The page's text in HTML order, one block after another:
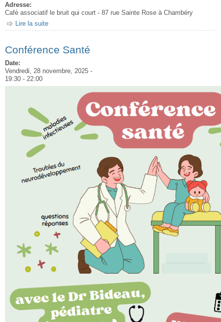
Adresse:
Café associatif le bruit qui court - 87 rue Sainte Rose à Chambéry
Lire la suite
Conférence Santé
Date:
Vendredi, 28 novembre, 2025 -
19:30 - 22:00